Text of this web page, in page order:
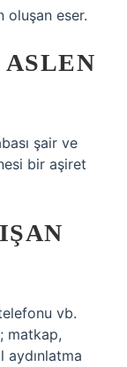
oluşan eser.
şair ve
bir aşiret
vb.
matkap,